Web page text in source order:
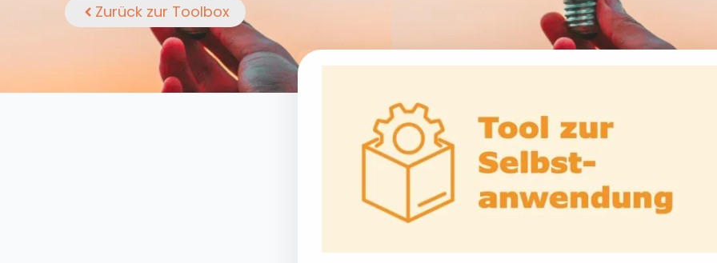
Zurück zur Toolbox